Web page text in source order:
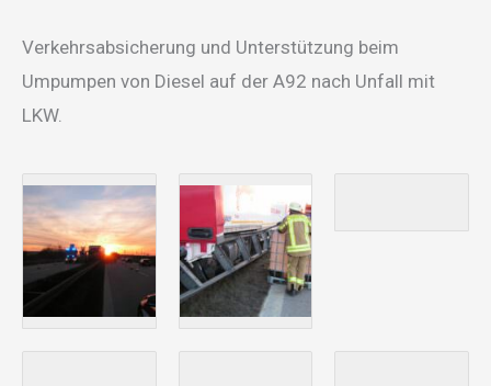
Verkehrsabsicherung und Unterstützung beim
Umpumpen von Diesel auf der A92 nach Unfall mit
LKW.